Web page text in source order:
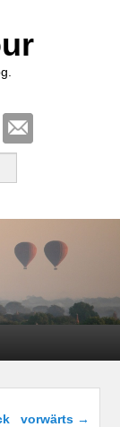
vorwärts →